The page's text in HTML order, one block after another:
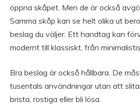
öppna skåpet. Men de är också
Samma skåp kan se helt olika ut
beslag du väljer. Ett handtag kan
modernt till klassiskt, från
Bra beslag är också hållbara. De
tusentals användningar utan att
brista, rostiga eller bli lösa.